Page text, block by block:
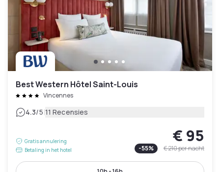
Best Western Hôtel Saint-Louis
Vincennes
4.3/5|11 Recensies
Gratis annulering
Betaling in het hotel
€ 95
-55% € 210per nacht